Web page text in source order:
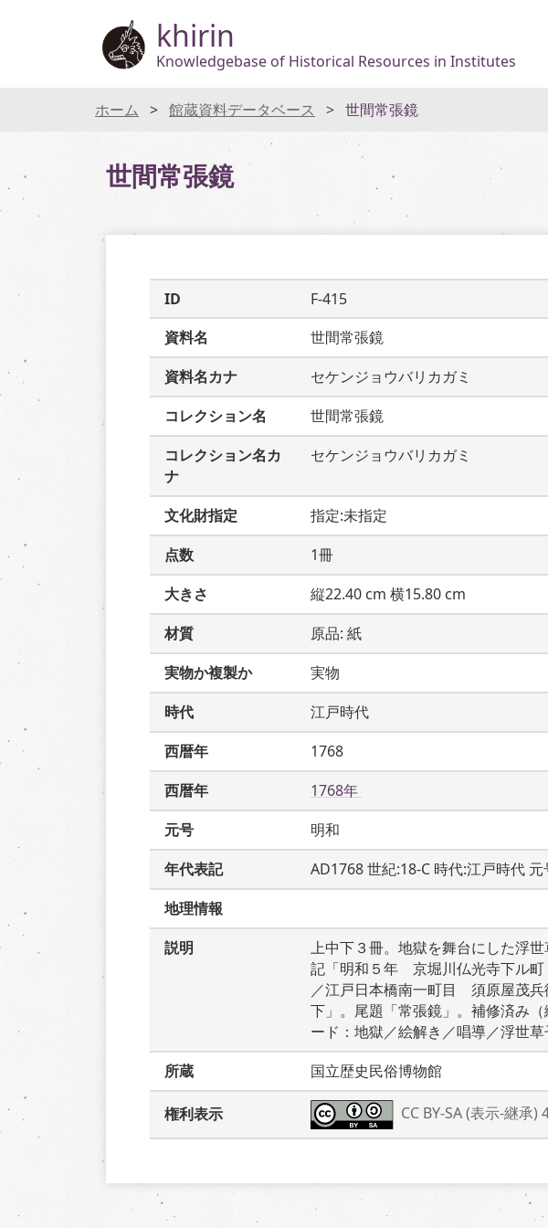
khirin
Knowledgebase of Historical Resources in Institutes
ホーム 館蔵資料データベース 世間常張鏡
世間常張鏡
ID
F-415
資料名
世間常張鏡
資料名カナ
セケンジョウバリカガミ
コレクション名
世間常張鏡
コレクション名カ
ナ
セケンジョウバリカガミ
文化財指定
指定:未指定
点数
1冊
大きさ
縦22.40 cm 横15.80 cm
材質
原品: 紙
実物か複製か
実物
時代
江戸時代
西暦年
1768
西暦年
1768年
元号
明和
年代表記
AD1768 世紀:18-C 時代:江戸時代
地理情報
説明
上中下３冊。地獄を舞台にした浮
記「明和５年　京堀川仏光寺下ル
／江戸日本橋南一町目　須原屋茂
下」。尾題「常張鏡」。補修済み
ード：地獄／絵解き／唱導／浮世
所蔵
国立歴史民俗博物館
権利表示 CC BY-SA (表示-継承)